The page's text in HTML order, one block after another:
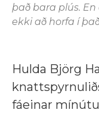
það bara plús.
ekki að horfa í
Hulda Björg
fáeinar